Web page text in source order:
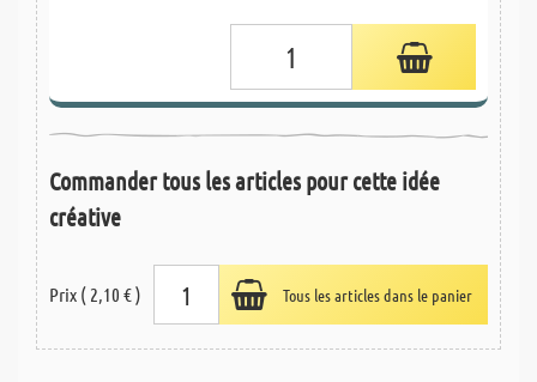
Commander tous les articles pour cette idée
créative
Prix ( 2,10 € ) Tous les articles dans le panier